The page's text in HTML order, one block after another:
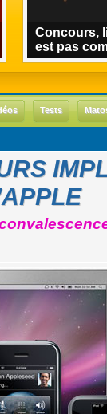
Concours,
est pas
Tests